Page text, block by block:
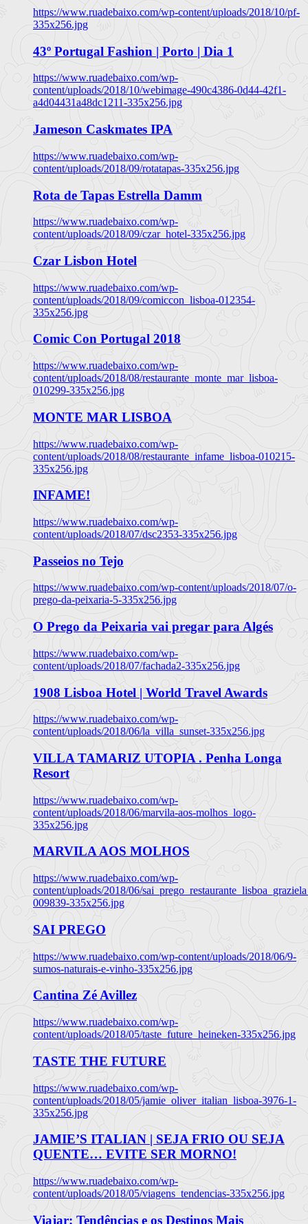
https://www.ruadebaixo.com/wp-content/uploads/2018/10/pf-
335x256.jpg
43º Portugal Fashion | Porto | Dia 1
https://www.ruadebaixo.com/wp-
content/uploads/2018/10/webimage-490c4386-0d44-42f1-
a4d04431a48dc1211-335x256.jpg
Jameson Caskmates IPA
https://www.ruadebaixo.com/wp-
content/uploads/2018/09/rotatapas-335x256.jpg
Rota de Tapas Estrella Damm
https://www.ruadebaixo.com/wp-
content/uploads/2018/09/czar_hotel-335x256.jpg
Czar Lisbon Hotel
https://www.ruadebaixo.com/wp-
content/uploads/2018/09/comiccon_lisboa-012354-
335x256.jpg
Comic Con Portugal 2018
https://www.ruadebaixo.com/wp-
content/uploads/2018/08/restaurante_monte_mar_lisboa-
010299-335x256.jpg
MONTE MAR LISBOA
https://www.ruadebaixo.com/wp-
content/uploads/2018/08/restaurante_infame_lisboa-010215-
335x256.jpg
INFAME!
https://www.ruadebaixo.com/wp-
content/uploads/2018/07/dsc2353-335x256.jpg
Passeios no Tejo
https://www.ruadebaixo.com/wp-content/uploads/2018/07/o-
prego-da-peixaria-5-335x256.jpg
O Prego da Peixaria vai pregar para Algés
https://www.ruadebaixo.com/wp-
content/uploads/2018/07/fachada2-335x256.jpg
1908 Lisboa Hotel | World Travel Awards
https://www.ruadebaixo.com/wp-
content/uploads/2018/06/la_villa_sunset-335x256.jpg
VILLA TAMARIZ UTOPIA . Penha Longa
Resort
https://www.ruadebaixo.com/wp-
content/uploads/2018/06/marvila-aos-molhos_logo-
335x256.jpg
MARVILA AOS MOLHOS
https://www.ruadebaixo.com/wp-
content/uploads/2018/06/
009839-335x256.jpg
SAI PREGO
https://www.ruadebaixo.com/wp-content/uploads/2018/06/9-
sumos-naturais-e-vinho-335x256.jpg
Cantina Zé Avillez
https://www.ruadebaixo.com/wp-
content/uploads/2018/05/taste_future_heineken-335x256.jpg
TASTE THE FUTURE
https://www.ruadebaixo.com/wp-
content/uploads/2018/05/jamie_oliver_italian_lisboa-3976-1-
335x256.jpg
JAMIE’S ITALIAN | SEJA FRIO OU SEJA
QUENTE… EVITE SER MORNO!
https://www.ruadebaixo.com/wp-
content/uploads/2018/05/viagens_tendencias-335x256.jpg
Viajar: Tendências e os Destinos Mais